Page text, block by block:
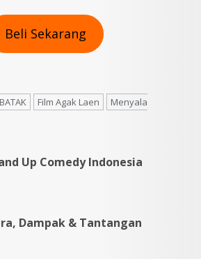
Beli Sekarang
BATAK Film Agak Laen
Menyala
Up Comedy Indonesia
Dampak & Tantangan